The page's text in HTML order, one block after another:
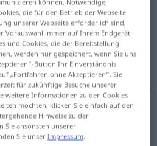
anklicken/antippen)
die für den Betrieb der Webseite
unserer Webseite erforderlich sind,
Vorauswahl immer auf Ihrem Endgerät
und Cookies, die der Bereitstellung
werden nur gespeichert, wenn Sie uns
Button Ihr Einverständnis
„Fortfahren ohne Akzeptieren“. Sie
für zukünftige Besuche unserer
weitere Informationen zu den Cookies
möchten, klicken Sie einfach auf den
Hinweise zu der
Sie ansonsten unserer
Sie unserImpressum